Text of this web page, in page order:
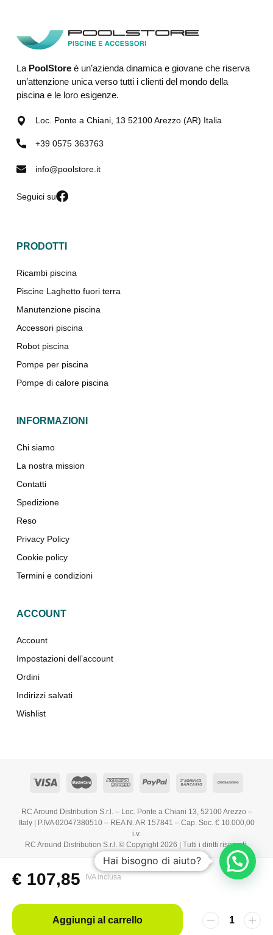
€ 107,85 IVA inclusa
Aggiungi al carrello
La PoolStoreè un’azienda dinamica e giovane che riserva
un’attenzione unica verso tutti i clienti del mondo della
piscina e le loro esigenze.
Loc. Ponte a Chiani, 13 52100 Arezzo (AR) Italia
+39 0575 363763
info@poolstore.it
Seguici su
PRODOTTI
Ricambi piscina
Piscine Laghetto fuori terra
Manutenzione piscina
Accessori piscina
Robot piscina
Pompe per piscina
Pompe di calore piscina
INFORMAZIONI
Chi siamo
La nostra mission
Contatti
Spedizione
Reso
Privacy Policy
Cookie policy
Termini e condizioni
ACCOUNT
Account
Impostazioni dell’account
Ordini
Indirizzi salvati
Wishlist
RC Around Distribution S.r.l. – Loc. Ponte a Chiani 13, 52100 Arezzo –
Italy | P.IVA 02047380510 – REA N. AR 157841 – Cap. Soc. € 10.000,00
i.v.
RC Around Distribution S.r.l. © Copyright 2026 | Tutti i diritti riservati.
Hai bisogno di aiuto?